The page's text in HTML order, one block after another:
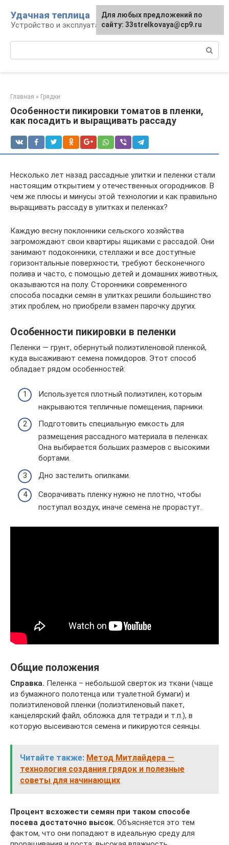
контенту
Удачная теплица
Устройство и эксплуатация теплиц
Главная » Грядки
Особенности пикировки томатов в пленки,
как посадить и выращивать рассаду
Несколько лет назад рассадные улитки и пеленки стали
настоящим открытием у отечественных огородников. В
чем же плюсы и минусы этой технологии и как правильно
выращивать рассаду в улитках и пеленках?
Каждую весну поклонники сельского хозяйства
загромождают свои квартиры ящиками с рассадой. Они
занимают подоконники, стеллажи и все доступные
горизонтальные поверхности, требуют бесконечного
полива и часто, с помощью детей и домашних животных,
оказываются на полу. Сторонники современного
способа посадки семян в улитках решили большинство
этих проблем, но приобрели взамен парочку других.
Особенности пикировки в пеленки
Пеленки — грунт, обернутый полиэтиленовой пленкой,
куда высаживают семена помидоров. Этот способ
обладает рядом особенностей:
Используется плотный полиэтилен, которым
накрываются тепличные помещения, парники.
Подготовить специальную емкость для
размещения рассадного материала в пеленках.
Она выбирается больших размеров с высокими
бортами.
Дно застелить опилками.
Сворачивать пленку нужно не плотно, чтобы
поступал воздух, иначе семена не прорастут.
Общие положения
Справка. Пеленка – небольшой сверток из ткани (чаще
из бумажного полотенца или туалетной бумаги) и
полиэтиленовой пленки (полиэтиленовый пакет,
канцелярский файл, обложка для тетради и т.п.), в
которую высеиваются семена и пикируются сеянцы.
Читайте также: Метод Митлайдера —
технология создания грядок и полезные
советы для начинающих
Процент всхожести семян при таком способе
посева достаточно высок. Объясняется это тем
фактом, что они попадают в идеальную среду для
Для любых предложений по
сайту: 33strelkovaya@cp9.ru